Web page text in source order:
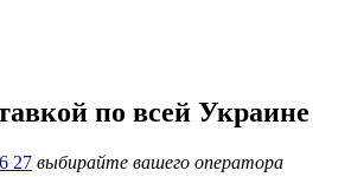
по всей Украине
27 выбирайте вашего оператора